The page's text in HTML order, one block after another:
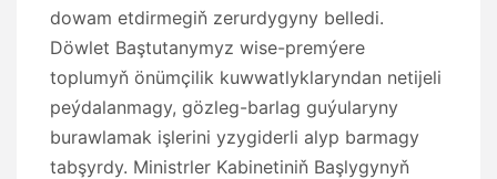
dowam etdirmegiň zerurdygyny belledi.
Döwlet Baştutanymyz wise-premýere
toplumyň önümçilik kuwwatlyklaryndan netijeli
peýdalanmagy, gözleg-barlag guýularyny
burawlamak işlerini yzygiderli alyp barmagy
tabşyrdy. Ministrler Kabinetiniň Başlygynyň